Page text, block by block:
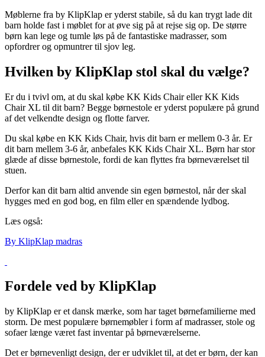
Møblerne fra by KlipKlap er yderst stabile, så du kan trygt lade dit
barn holde fast i møblet for at øve sig på at rejse sig op. De større
børn kan lege og tumle løs på de fantastiske madrasser, som
opfordrer og opmuntrer til sjov leg.
Hvilken by KlipKlap stol skal du vælge?
Er du i tvivl om, at du skal købe KK Kids Chair eller KK Kids
Chair XL til dit barn? Begge børnestole er yderst populære på grund
af det velkendte design og flotte farver.
Du skal købe en KK Kids Chair, hvis dit barn er mellem 0-3 år. Er
dit barn mellem 3-6 år, anbefales KK Kids Chair XL. Børn har stor
glæde af disse børnestole, fordi de kan flyttes fra børneværelset til
stuen.
Derfor kan dit barn altid anvende sin egen børnestol, når der skal
hygges med en god bog, en film eller en spændende lydbog.
Læs også:
By KlipKlap madras
Fordele ved by KlipKlap
by KlipKlap er et dansk mærke, som har taget børnefamilierne med
storm. De mest populære børnemøbler i form af madrasser, stole og
sofaer længe været fast inventar på børneværelserne.
Det er børnevenligt design, der er udviklet til, at det er børn, der kan